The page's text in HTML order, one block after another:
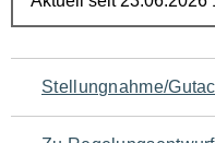
Navigation
für
Stellungnahme/